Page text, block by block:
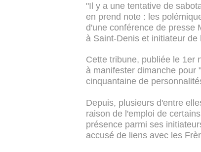
"Il y a une tentative de
en prend note : les
d'une conférence de presse
à Saint-Denis et initiateur
Cette tribune, publiée le 1er
à manifester dimanche pour
cinquantaine de
Depuis, plusieurs d'entre
raison de l'emploi de
présence parmi ses
accusé de liens avec les